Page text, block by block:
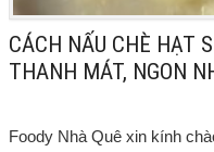
CÁCH NẤU CHÈ HẠT
THANH MÁT, NGON
Foody Nhà Quê xin kính